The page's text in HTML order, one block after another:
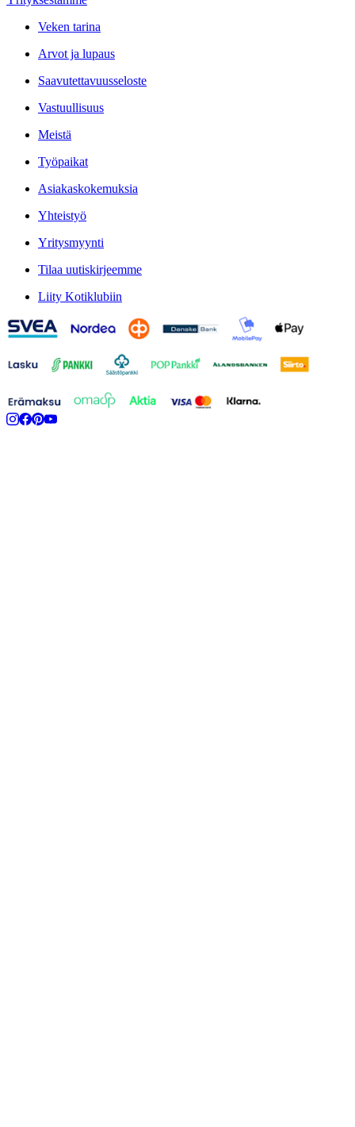
Veken tarina
Arvot ja lupaus
Saavutettavuusseloste
Vastuullisuus
Meistä
Työpaikat
Asiakaskokemuksia
Yhteistyö
Yritysmyynti
Tilaa uutiskirjeemme
Liity Kotiklubiin